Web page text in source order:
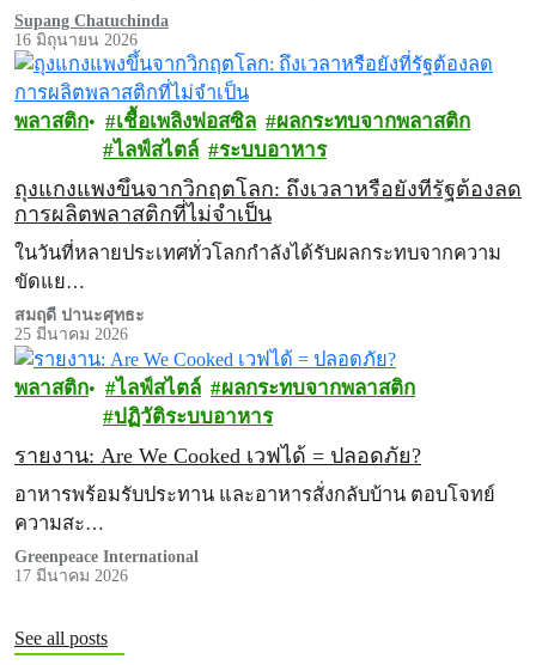
Supang Chatuchinda
16 มิถุนายน 2026
พลาสติก เชื้อเพลิงฟอสซิล
ผลกระทบจากพลาสติก
ไลฟ์สไตล์
ระบบอาหาร
ถุงแกงแพงขึ้นจากวิกฤตโลก: ถึงเวลาหรือยังที่รัฐต้องลด
การผลิตพลาสติกที่ไม่จำเป็น
ในวันที่หลายประเทศทั่วโลกกำลังได้รับผลกระทบจากความ
ขัดแย…
สมฤดี ปานะศุทธะ
25 มีนาคม 2026
พลาสติก ไลฟ์สไตล์
ผลกระทบจากพลาสติก
ปฏิวัติระบบอาหาร
รายงาน: Are We Cooked เวฟได้ = ปลอดภัย?
อาหารพร้อมรับประทาน และอาหารสั่งกลับบ้าน ตอบโจทย์
ความสะ…
Greenpeace International
17 มีนาคม 2026
See all posts